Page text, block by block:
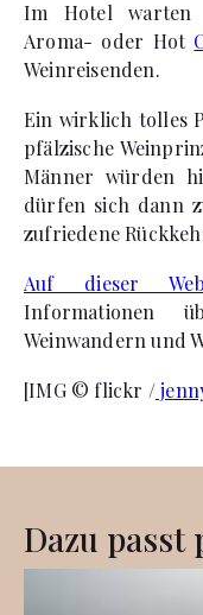
Im Hotel warten
Aroma- oder Hot
Weinreisenden.
Ein wirklich tolles
pfälzische
Männer würden
dürfen sich dann
zufriedene
Auf dieser
Informationen
Weinwandern und
[IMG © flickr /
Dazu passt